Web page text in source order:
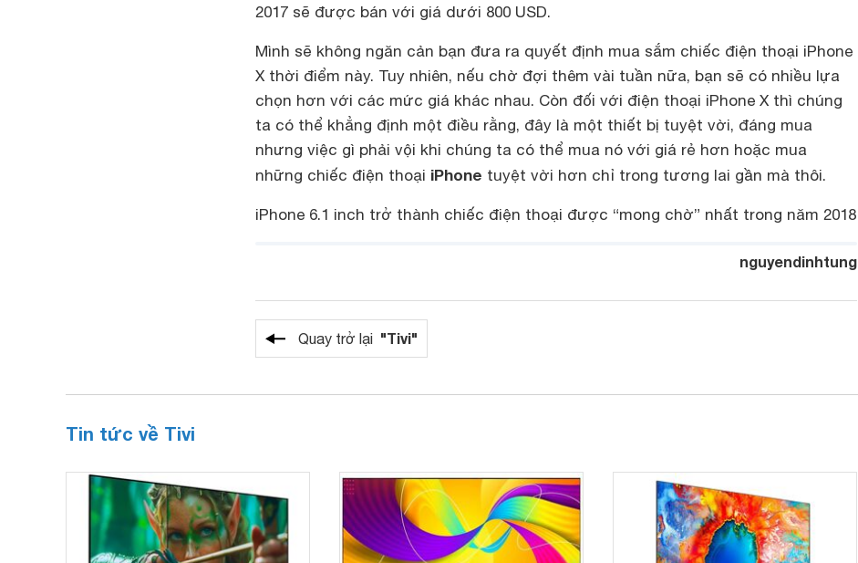
2017 sẽ được bán với giá dưới 800 USD.
Mình sẽ không ngăn cản bạn đưa ra quyết định mua sắm chiếc điện thoại iPhone
X thời điểm này. Tuy nhiên, nếu chờ đợi thêm vài tuần nữa, bạn sẽ có nhiều lựa
chọn hơn với các mức giá khác nhau. Còn đối với điện thoại iPhone X thì chúng
ta có thể khẳng định một điều rằng, đây là một thiết bị tuyệt vời, đáng mua
nhưng việc gì phải vội khi chúng ta có thể mua nó với giá rẻ hơn hoặc mua
những chiếc điện thoại iPhone tuyệt vời hơn chỉ trong tương lai gần mà thôi.
iPhone 6.1 inch trở thành chiếc điện thoại được “mong chờ” nhất trong năm 2018
nguyendinhtung
Quay trở lại "Tivi"
Tin tức về Tivi